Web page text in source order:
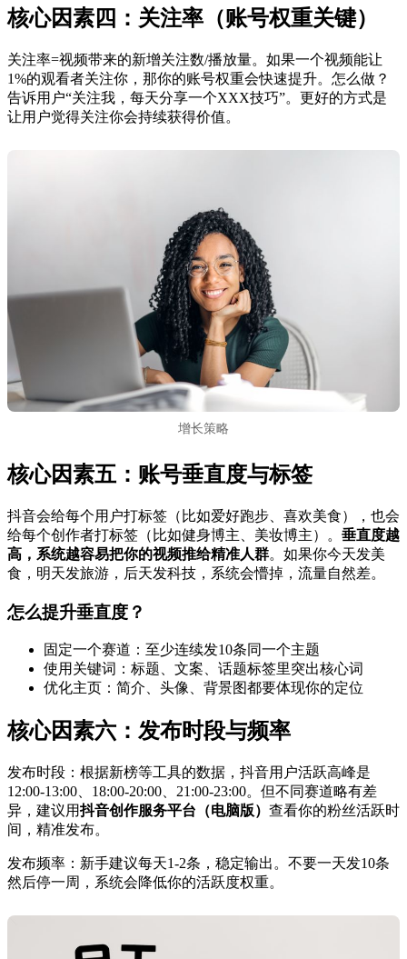
核心因素四：关注率（账号权重关键）
关注率=视频带来的新增关注数/播放量。如果一个视频能让
1%的观看者关注你，那你的账号权重会快速提升。怎么做？
告诉用户“关注我，每天分享一个XXX技巧”。更好的方式是
让用户觉得关注你会持续获得价值。
增长策略
核心因素五：账号垂直度与标签
抖音会给每个用户打标签（比如爱好跑步、喜欢美食），也会
给每个创作者打标签（比如健身博主、美妆博主）。 垂直度越
高，系统越容易把你的视频推给精准人群。如果你今天发美
食，明天发旅游，后天发科技，系统会懵掉，流量自然差。
怎么提升垂直度？
固定一个赛道：至少连续发10条同一个主题
使用关键词：标题、文案、话题标签里突出核心词
优化主页：简介、头像、背景图都要体现你的定位
核心因素六：发布时段与频率
发布时段：根据新榜等工具的数据，抖音用户活跃高峰是
12:00-13:00、18:00-20:00、21:00-23:00。但不同赛道略有差
异，建议用抖音创作服务平台（电脑版） 查看你的粉丝活跃时
间，精准发布。
发布频率：新手建议每天1-2条，稳定输出。不要一天发10条
然后停一周，系统会降低你的活跃度权重。